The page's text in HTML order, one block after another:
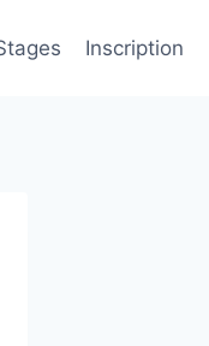
Inscription